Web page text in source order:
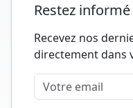
Restez informé
Recevez nos
directement dans